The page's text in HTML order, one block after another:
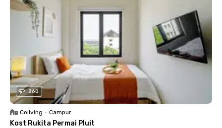
360
Coliving • Campur
Kost Rukita Permai Pluit